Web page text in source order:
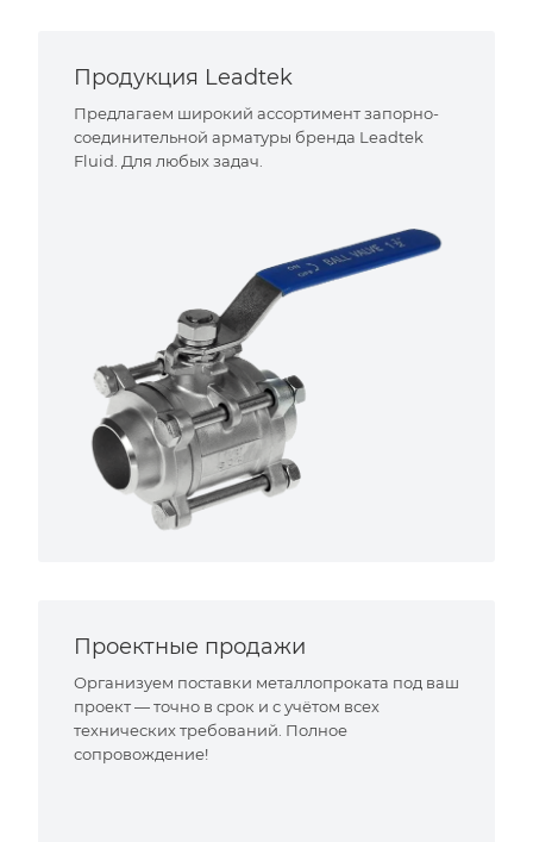
Продукция Leadtek
Предлагаем широкий ассортимент запорно-
соединительной арматуры бренда Leadtek
Fluid. Для любых задач.
Проектные продажи
Организуем поставки металлопроката под ваш
проект — точно в срок и с учётом всех
технических требований. Полное
сопровождение!